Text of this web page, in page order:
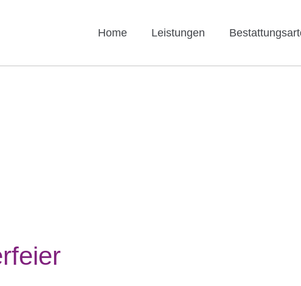
Home Leistungen